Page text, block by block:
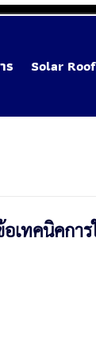
ร Solar
ทคนิคกา